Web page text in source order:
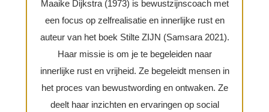
Maaike Dijkstra (1973) is bewustzijnscoach met
een focus op zelfrealisatie en innerlijke rust en
auteur van het boek Stilte ZIJN (Samsara 2021).
Haar missie is om je te begeleiden naar
innerlijke rust en vrijheid. Ze begeleidt mensen in
het proces van bewustwording en ontwaken. Ze
deelt haar inzichten en ervaringen op social